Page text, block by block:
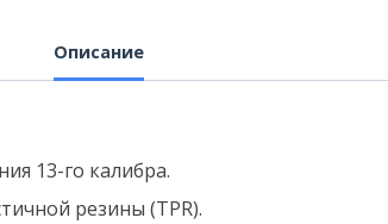
Описание
13-го калибра.
резины (TPR).